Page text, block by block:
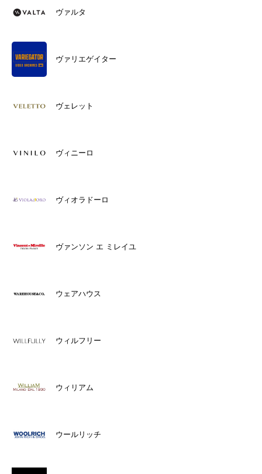
ヴァルタ
ヴァリエゲイター
ヴェレット
ヴィニーロ
ヴィオラドーロ
ヴァンソン エ ミレイユ
ウェアハウス
ウィルフリー
ウィリアム
ウールリッチ